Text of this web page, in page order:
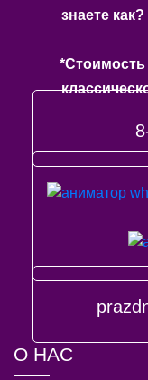
знаете
*Стоимость
О НАС